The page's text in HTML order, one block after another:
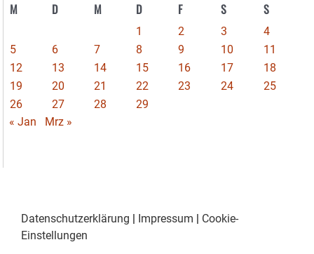
M D M D F S S
1 2 3
4
5
6 7 8 9 10
11
12
13 14 15 16 17
18
19
20 21 22 23 24
25
26
27 28
29
« Jan
Mrz »
Datenschutzerklärung Impressum
Cookie-
Einstellungen